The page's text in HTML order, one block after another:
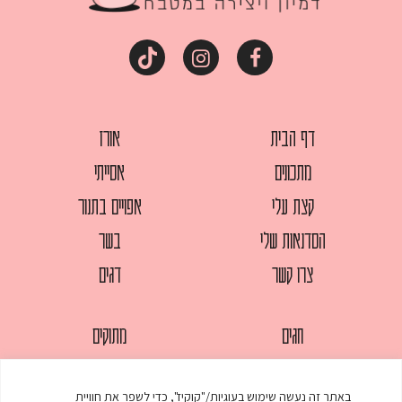
באתר זה נעשה שימוש בעוגיות/"קוקיז", כדי לשפר את חוויית
דף הבית
מתכונים
קצת עלי
הסדנאות שלי
צרו קשר
אורז
אסייתי
אפויים בתנור
בשר
דגים
חגים
מתוקים